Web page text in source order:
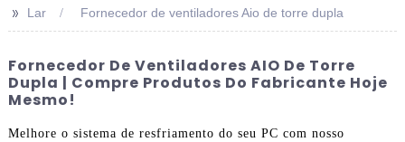
>> Lar Fornecedor de ventiladores Aio de torre dupla
Fornecedor De Ventiladores AIO De Torre
Dupla | Compre Produtos Do Fabricante Hoje
Mesmo!
Melhore o sistema de resfriamento do seu PC com nosso